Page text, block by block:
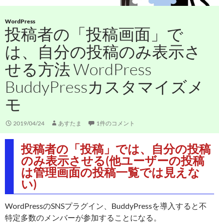
WordPress
投稿者の「投稿画面」で
は、自分の投稿のみ表示さ
せる方法 WordPress
BuddyPressカスタマイズメ
モ
2019/04/24 あすたま 1件のコメント
投稿者の「投稿」では、自分の投稿
のみ表示させる(他ユーザーの投稿
は管理画面の投稿一覧では見えな
い)
WordPressのSNSプラグイン、BuddyPressを導入すると不
特定多数のメンバーが参加することになる。